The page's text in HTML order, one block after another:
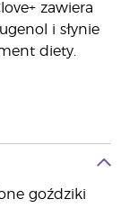
zawiera
i słynie
diety.
goździki